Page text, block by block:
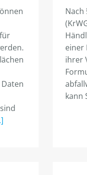
Nach
einer
ihrer
kann